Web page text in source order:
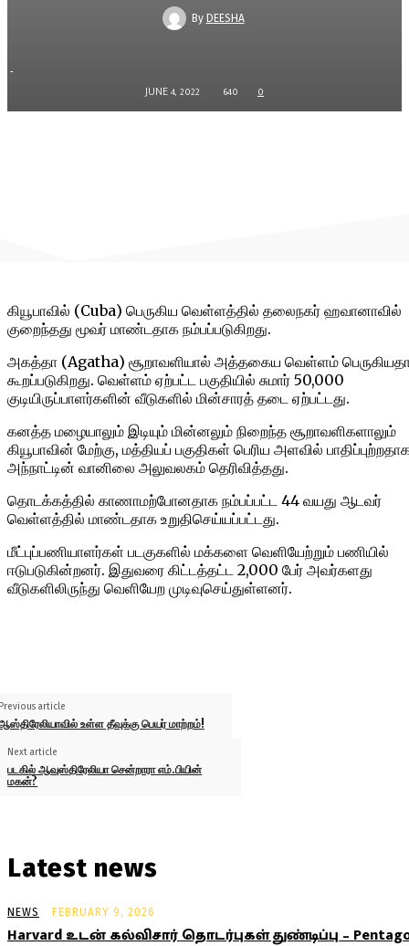
By DEESHA
-
JUNE 4, 2022 640 0
கியூபாவில் (Cuba) பெருகிய வெள்ளத்தில் தலைநகர் ஹவானாவில்
குறைந்தது மூவர் மாண்டதாக நம்பப்படுகிறது.
அகத்தா (Agatha) சூறாவளியால் அத்தகைய வெள்ளம்
கூறப்படுகிறது. வெள்ளம் ஏற்பட்ட பகுதியில் சுமார் 50,000
குடியிருப்பாளர்களின் வீடுகளில் மின்சாரத் தடை ஏற்பட்டது.
கனத்த மழையாலும் இடியும் மின்னலும் நிறைந்த சூறாவளிகளாலும்
கியூபாவின் மேற்கு, மத்தியப் பகுதிகள் பெரிய அளவில்
அந்நாட்டின் வானிலை அலுவலகம் தெரிவித்தது.
தொடக்கத்தில் காணாமற்போனதாக நம்பப்பட்ட 44 வயது ஆடவர்
வெள்ளத்தில் மாண்டதாக உறுதிசெய்யப்பட்டது.
மீட்புப்பணியாளர்கள் படகுகளில் மக்களை வெளியேற்றும் பணியில்
ஈடுபடுகின்றனர். இதுவரை கிட்டத்தட்ட 2,000 பேர் அவர்களது
வீடுகளிலிருந்து வெளியேற முடிவுசெய்துள்ளனர்.
article
உள்ள தீவுக்கு பெயர் மாற்றம்!
Next article
படகில் ஆவுஸ்திரேலியா சென்றாரா எம்.பியின்
மகன்?
Latest news
NEWS FEBRUARY 9, 2026
Harvard உடன் கல்விசார் தொடர்புகள் துண்டிப்பு –